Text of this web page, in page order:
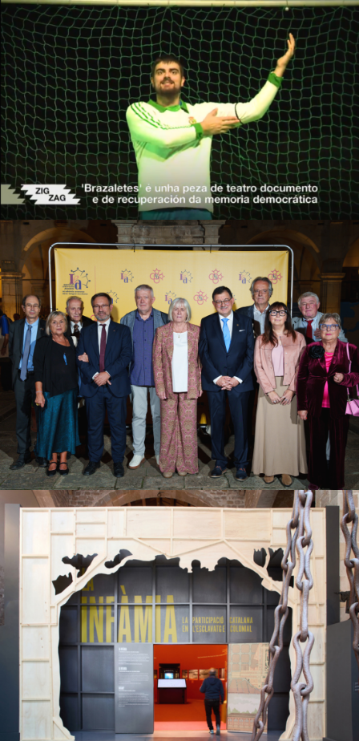
Amorodio Teatro
Campanyes culturals Estratègia de comunicació
i PR
Institut d’Estudis Aranesi (IEA)
Campanyes culturals Estratègia de comunicació
i PR
La Infàmia
Campanyes culturals
Estratègia de comunicació
i PR Estratègia digital i creació de continguts